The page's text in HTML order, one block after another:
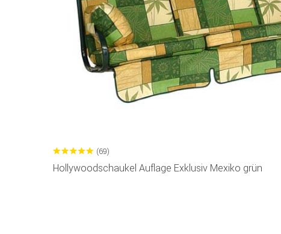
(69)
Hollywoodschaukel Auflage Exklusiv Mexiko grün